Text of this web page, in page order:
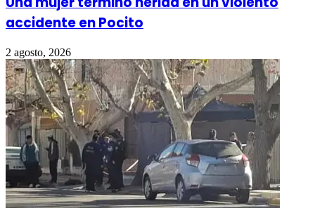
accidente en Pocito
2 agosto, 2026